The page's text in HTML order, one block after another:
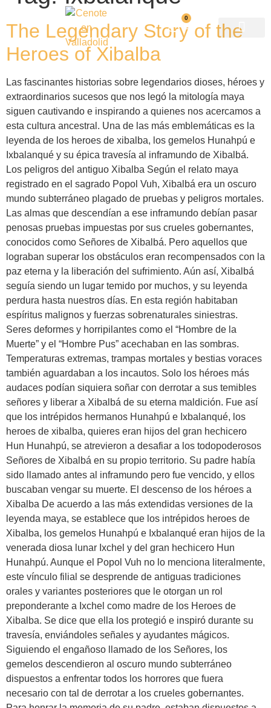
0
The Legendary Story of the
Heroes of Xibalba
Las fascinantes historias sobre legendarios dioses, héroes y
extraordinarios sucesos que nos legó la mitología maya
siguen cautivando e inspirando a quienes nos acercamos a
esta cultura ancestral. Una de las más emblemáticas es la
leyenda de los heroes de xibalba, los gemelos Hunahpú e
Ixbalanqué y su épica travesía al inframundo de Xibalbá.
Los peligros del antiguo Xibalba Según el relato maya
registrado en el sagrado Popol Vuh, Xibalbá era un oscuro
mundo subterráneo plagado de pruebas y peligros mortales.
Las almas que descendían a ese inframundo debían pasar
penosas pruebas impuestas por sus crueles gobernantes,
conocidos como Señores de Xibalbá. Pero aquellos que
lograban superar los obstáculos eran recompensados con la
paz eterna y la liberación del sufrimiento. Aún así, Xibalbá
seguía siendo un lugar temido por muchos, y su leyenda
perdura hasta nuestros días. En esta región habitaban
espíritus malignos y fuerzas sobrenaturales siniestras.
Seres deformes y horripilantes como el “Hombre de la
Muerte” y el “Hombre Pus” acechaban en las sombras.
Temperaturas extremas, trampas mortales y bestias voraces
también aguardaban a los incautos. Solo los héroes más
audaces podían siquiera soñar con derrotar a sus temibles
señores y liberar a Xibalbá de su eterna maldición. Fue así
que los intrépidos hermanos Hunahpú e Ixbalanqué, los
heroes de xibalba, quieres eran hijos del gran hechicero
Hun Hunahpú, se atrevieron a desafiar a los todopoderosos
Señores de Xibalbá en su propio territorio. Su padre había
sido llamado antes al inframundo pero fue vencido, y ellos
buscaban vengar su muerte. El descenso de los héroes a
Xibalba De acuerdo a las más extendidas versiones de la
leyenda maya, se establece que los intrépidos heroes de
Xibalba, los gemelos Hunahpú e Ixbalanqué eran hijos de la
venerada diosa lunar Ixchel y del gran hechicero Hun
Hunahpú. Aunque el Popol Vuh no lo menciona literalmente,
este vínculo filial se desprende de antiguas tradiciones
orales y variantes posteriores que le otorgan un rol
preponderante a Ixchel como madre de los Heroes de
Xibalba. Se dice que ella los protegió e inspiró durante su
travesía, enviándoles señales y ayudantes mágicos.
Siguiendo el engañoso llamado de los Señores, los
gemelos descendieron al oscuro mundo subterráneo
dispuestos a enfrentar todos los horrores que fuera
necesario con tal de derrotar a los crueles gobernantes.